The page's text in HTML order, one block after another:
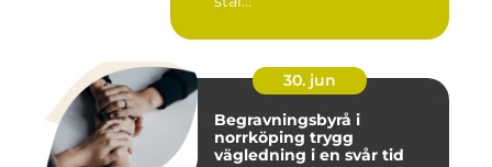
30. jun
Begravningsbyrå i
norrköping trygg
vägledning i en svår tid